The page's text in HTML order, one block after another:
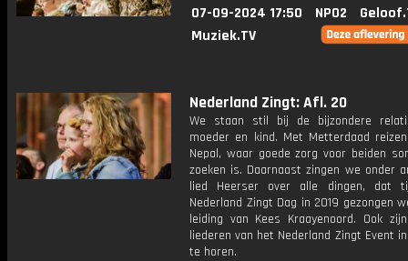
07-09-2024 17:50 NPO2
Muziek.TV
Nederland Zingt: Afl. 20
We staan stil bij de bijzondere
moeder en kind. Met Metterdaad
Nepal, waar goede zorg voor beiden
zoeken is. Daarnaast zingen we onder
lied Heerser over alle dingen, dat
Nederland Zingt Dag in 2019 gezongen
leiding van Kees Kraayenoord. Ook
liederen van het Nederland Zingt Event
te horen.